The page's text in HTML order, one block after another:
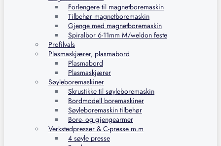
Forlengere til magnetboremaskin
Tilbehør magnetboremaskin
Gjenge med magnetboremaskin
Spiralbor 6-11mm M/weldon feste
Profilvals
Plasmaskjærer, plasmabord
Plasmabord
Plasmaskjærer
Søyleboremaskiner
Skrustikke til søyleboremaskin
Bordmodell boremaskiner
Søyleboremaskin tilbehør
Bore- og gjengearmer
Verkstedpresser & C-presse m.m
4 søyle presse